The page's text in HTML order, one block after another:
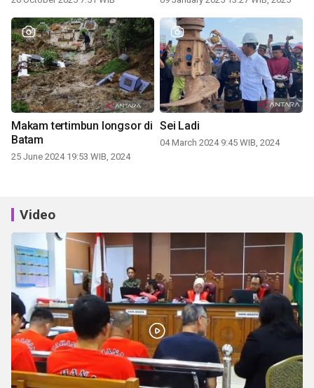
Makam tertimbun longsor di
Batam
25 June 2024 19:53 WIB, 2024
Sei Ladi
04 March 2024 9:45 WIB, 2024
Video